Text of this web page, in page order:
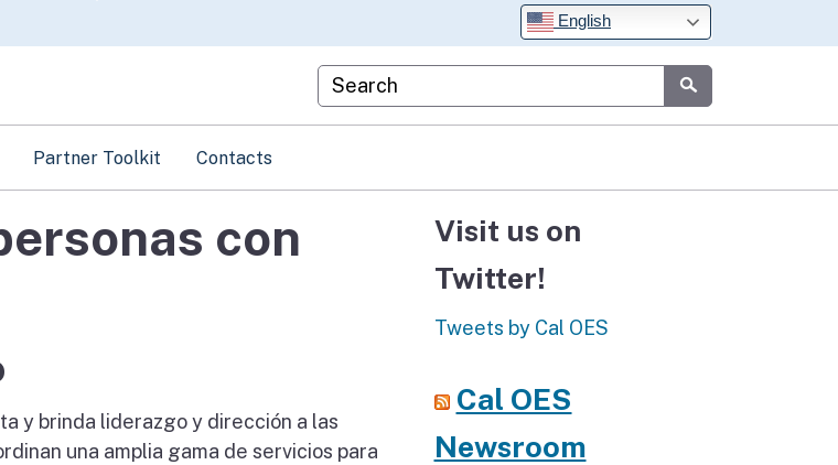
to
English
Custom Google Search
Submit
Partner Toolkit Contacts
con
y brinda liderazgo y dirección a las
una amplia gama de servicios para
Visit us on
Twitter!
Tweets by Cal OES
Cal OES
Newsroom